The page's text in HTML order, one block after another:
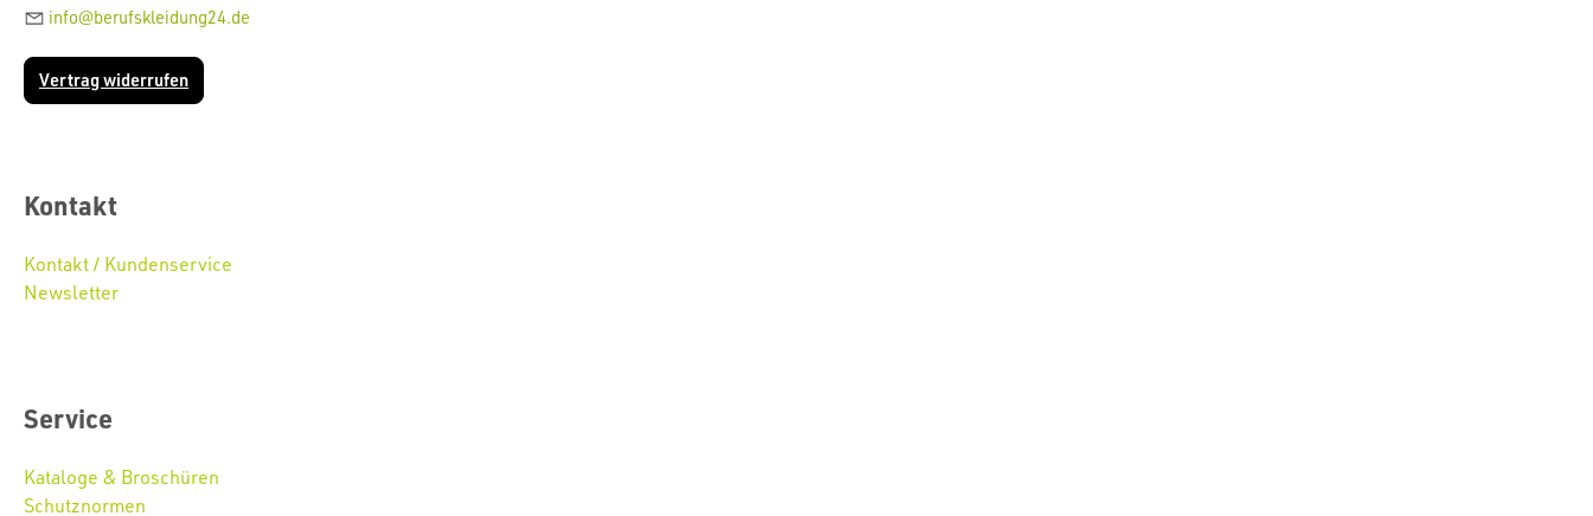
info@berufskleidung24.de
Vertrag widerrufen
Kontakt
Kontakt / Kundenservice
Newsletter
Service
Kataloge & Broschüren
Schutznormen